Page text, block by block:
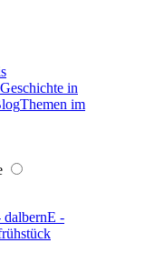
Geschichte in
Themen im
dalbernE -